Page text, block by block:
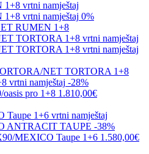
0%
RUMEN 1+8
NET TORTORA 1+8
-28%
oasis pro 1+8 1.810,00€
-38%
MEXICO Taupe 1+6 1.580,00€